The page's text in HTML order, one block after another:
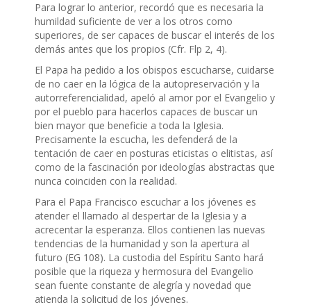
Para lograr lo anterior, recordó que es necesaria la
humildad suficiente de ver a los otros como
superiores, de ser capaces de buscar el interés de los
demás antes que los propios (Cfr. Flp 2, 4).
El Papa ha pedido a los obispos escucharse, cuidarse
de no caer en la lógica de la autopreservación y la
autorreferencialidad, apeló al amor por el Evangelio y
por el pueblo para hacerlos capaces de buscar un
bien mayor que beneficie a toda la Iglesia.
Precisamente la escucha, les defenderá de la
tentación de caer en posturas eticistas o elitistas, así
como de la fascinación por ideologías abstractas que
nunca coinciden con la realidad.
Para el Papa Francisco escuchar a los jóvenes es
atender el llamado al despertar de la Iglesia y a
acrecentar la esperanza. Ellos contienen las nuevas
tendencias de la humanidad y son la apertura al
futuro (EG 108). La custodia del Espíritu Santo hará
posible que la riqueza y hermosura del Evangelio
sean fuente constante de alegría y novedad que
atienda la solicitud de los jóvenes.